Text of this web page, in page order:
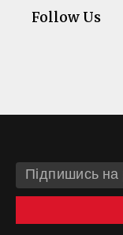
Follow Us